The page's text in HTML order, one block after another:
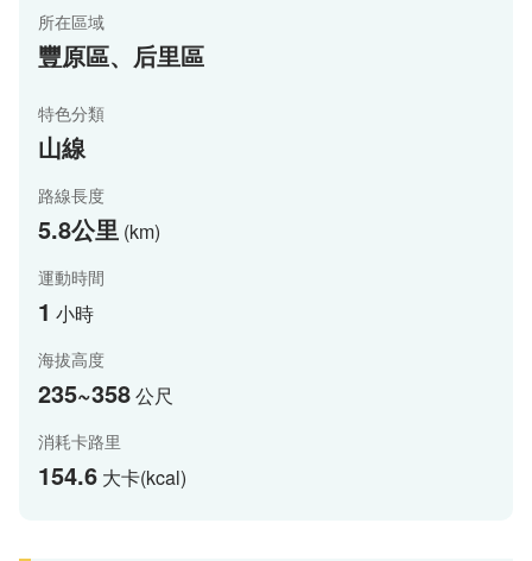
所在區域
豐原區、后里區
特色分類
山線
路線長度
5.8公里 (km)
運動時間
1 小時
海拔高度
235~358公尺
消耗卡路里
154.6 大卡(kcal)